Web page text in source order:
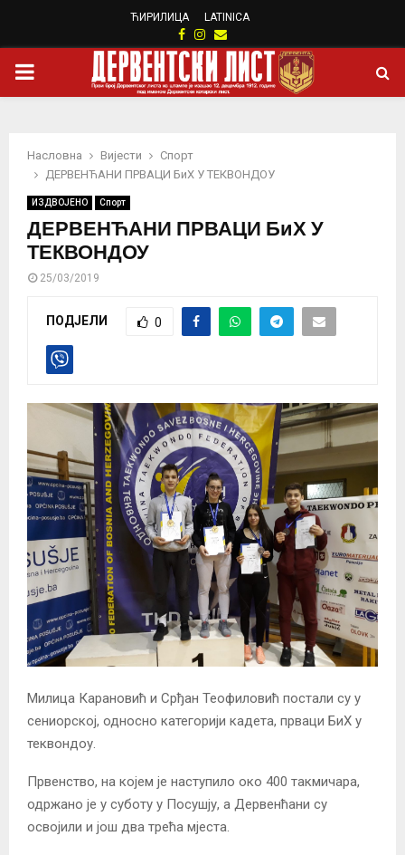
ЋИРИЛИЦА LATINICA
Facebook
Instagram
Email
PRIMARY
Насловна Вијести
Спорт
ДЕРВЕНЋАНИ ПРВАЦИ БиХ У ТЕКВОНДОУ
ИЗДВОЈЕНО Спорт
ДЕРВЕНЋАНИ ПРВАЦИ БиХ У
ТЕКВОНДОУ
25/03/2019
ПОДЈЕЛИ 0
Милица Карановић и Срђан Теофиловић постали су у
сениорској, односно категорији кадета, прваци БиХ у
теквондоу.
Првенство, на којем је наступило око 400 такмичара,
одржано је у суботу у Посушју, а Дервенћани су
освојили и још два трећа мјеста.